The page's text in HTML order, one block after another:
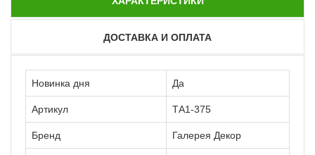
ДОСТАВКА И ОПЛАТА
Новинка дня Да
Артикул ТА1-375
Бренд Галерея Декор